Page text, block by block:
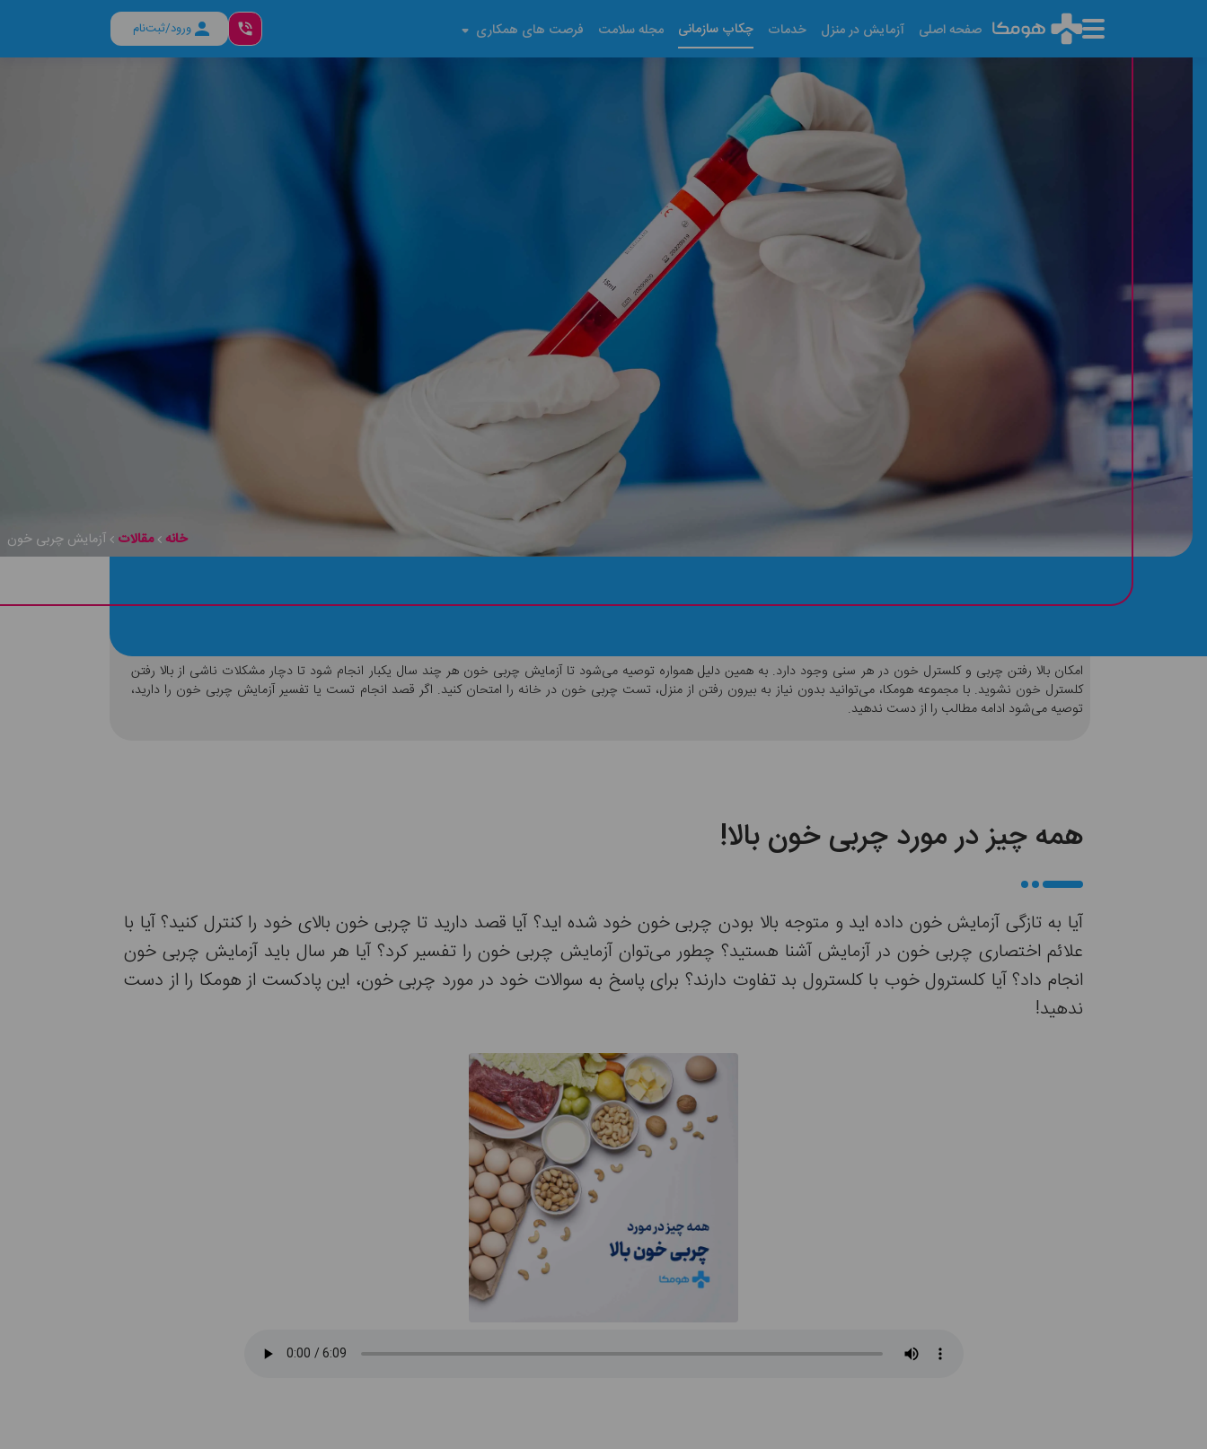
صفحه اصلی آزمایش در منزل خدمات چکاپ سازمانی مجله سلامت فرصت های همکاری ورود/ثبت‌نام
خانه مقالات آزمایش چربی خون
آزمایش چربی خون
آخرین تاریخ به روز رسانی: ۱۴۰۵/۰۵/۱۰
امکان بالا رفتن چربی و کلسترل خون در هر سنی وجود دارد. به همین دلیل همواره توصیه می‌شود تا آزمایش چربی خون هر چند سال یکبار انجام شود تا دچار مشکلات ناشی از بالا رفتن
کلسترل خون نشوید. با مجموعه هومکا، می‌توانید بدون نیاز به بیرون رفتن از منزل، تست چربی خون در خانه را امتحان کنید. اگر قصد انجام تست یا تفسیر آزمایش چربی خون را دارید،
توصیه می‌شود ادامه مطالب را از دست ندهید.
همه چیز در مورد چربی خون بالا!
آیا به تازگی آزمایش خون داده اید و متوجه بالا بودن چربی خون خود شده اید؟ آیا قصد دارید تا چربی خون بالای خود را کنترل کنید؟ آیا با
علائم اختصاری چربی خون در آزمایش آشنا هستید؟ چطور می‌توان آزمایش چربی خون را تفسیر کرد؟ آیا هر سال باید آزمایش چربی خون
انجام داد؟ آیا کلسترول خوب با کلسترول بد تفاوت دارند؟ برای پاسخ به سوالات خود در مورد چربی خون، این پادکست از هومکا را از دست
ندهید!